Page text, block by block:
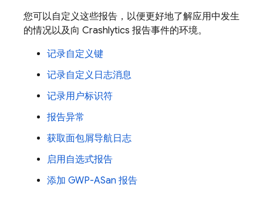
您可以自定义这些报告，以便更好地了解应用中发生
的情况以及向 Crashlytics 报告事件的环境。
记录自定义键
记录自定义日志消息
记录用户标识符
报告异常
获取面包屑导航日志
启用自选式报告
添加 GWP-ASan 报告